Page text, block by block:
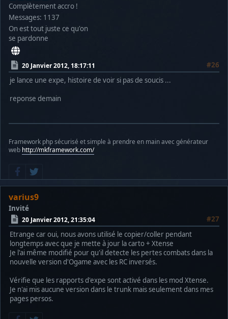
Complètement accro !
Messages: 1137
On est tout juste ce qu'on
se pardonne
20 Janvier 2012, 18:17:11
#26
je lance une expe, histoire de voir si pas de soucis ...
reponse demain
Framework php sécurisé et simple à prendre en main avec générateur
web http://mkframework.com/
varius9
Invité
20 Janvier 2012, 21:35:04
#27
Etrange car oui, nous avons utilisé le copier/coller pendant
longtemps avec que je mette à jour la carto + Xtense
Je l'ai même modifié pour qu'il detecte les pertes combats dans la
nouvelle version d'Ogame avec les RC inversés.
Vérifie que les rapports d'expe sont activé dans les mod Xtense.
Je n'ai mis aucune version dans le trunk mais seulement dans mes
pages persos.